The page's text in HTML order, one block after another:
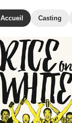
Accueil Casting